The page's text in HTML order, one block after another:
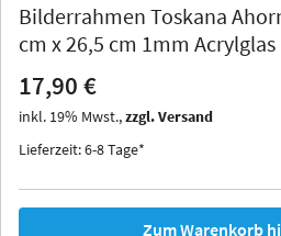
Iowa
Bilderrahmen Toskana
cm x 26,5 cm 1mm
17,90 €
inkl. 19% Mwst.,zzgl. Versand
Lieferzeit: 6-8 Tage*
Zum Warenkorb